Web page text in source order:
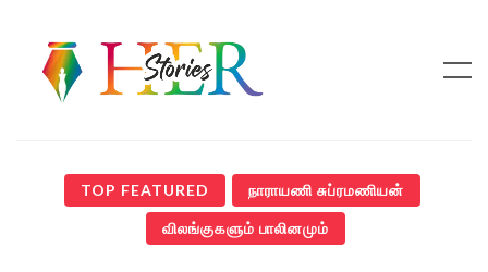
TOP FEATURED நாராயணி சுப்ரமணியன்
விலங்குகளும் பாலினமும்